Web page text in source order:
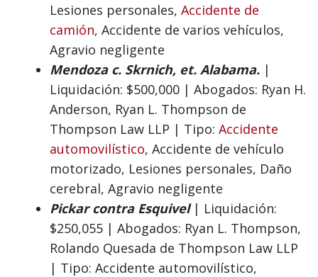
Lesiones personales, Accidente de
camión, Accidente de varios vehículos,
Agravio negligente
Mendoza c. Skrnich, et. Alabama. |
Liquidación: $500,000 | Abogados: Ryan H.
Anderson, Ryan L. Thompson de
Thompson Law LLP | Tipo: Accidente
automovilístico, Accidente de vehículo
motorizado, Lesiones personales, Daño
cerebral, Agravio negligente
Pickar contra Esquivel| Liquidación:
$250,055 | Abogados: Ryan L. Thompson,
Rolando Quesada de Thompson Law LLP
| Tipo: Accidente automovilístico,